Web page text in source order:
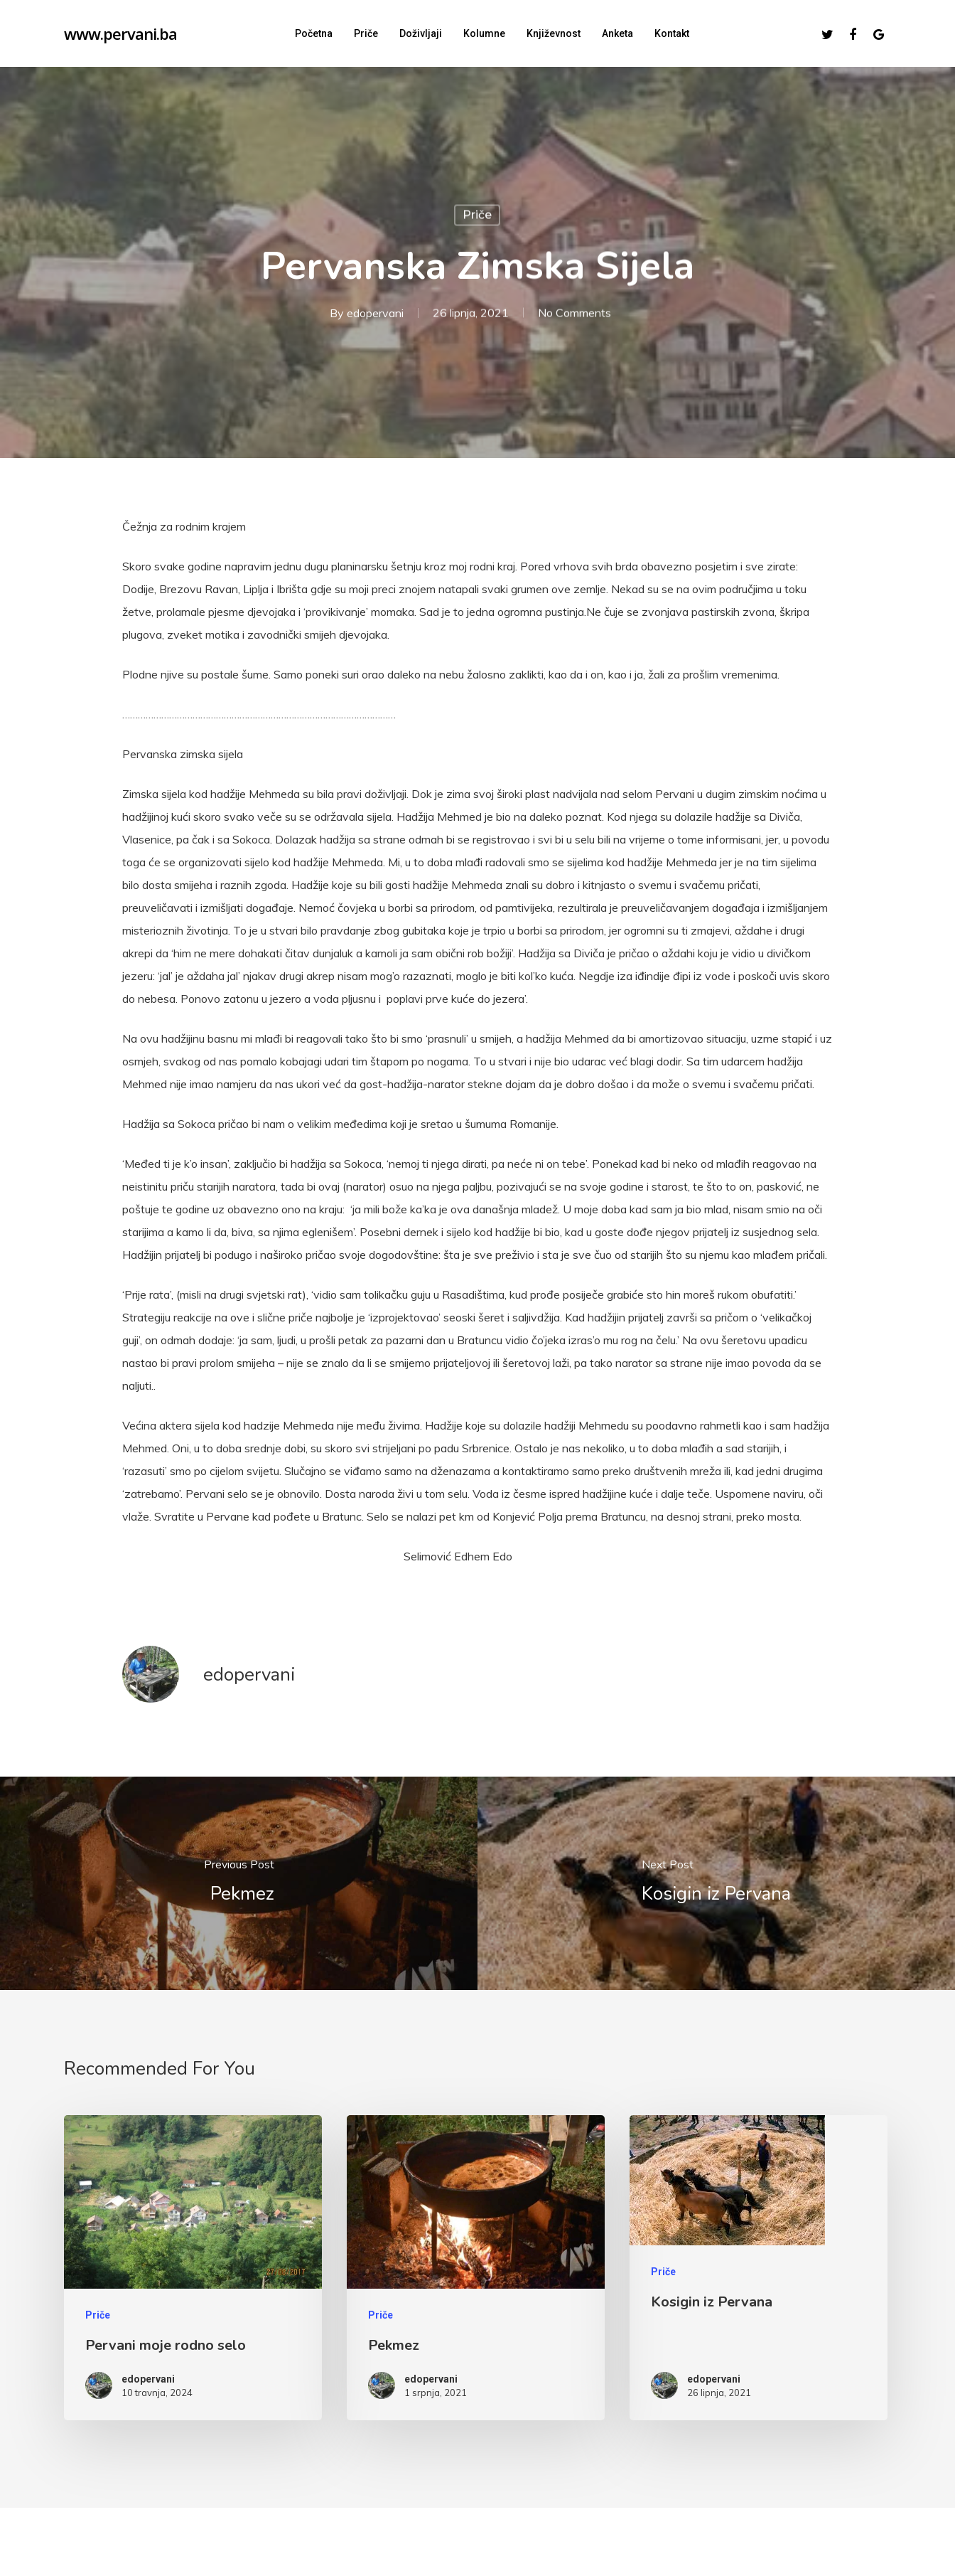
www.pervani.ba Početna Priče Doživljaji Kolumne Književnost Anketa Kontakt Twitter FacebookGoogle-
Priče
Pervanska Zimska Sijela
By edopervani 26 lipnja, 2021 No Comments
Čežnja za rodnim krajem
Skoro svake godine napravim jednu dugu planinarsku šetnju kroz moj rodni kraj. Pored vrhova svih brda obavezno posjetim i sve zirate:
Dodije, Brezovu Ravan, Liplja i Ibrišta gdje su moji preci znojem natapali svaki grumen ove zemlje. Nekad su se na ovim područjima u toku
žetve, prolamale pjesme djevojaka i ‘provikivanje’ momaka. Sad je to jedna ogromna pustinja.Ne čuje se zvonjava pastirskih zvona, škripa
plugova, zveket motika i zavodnički smijeh djevojaka.
Plodne njive su postale šume. Samo poneki suri orao daleko na nebu žalosno zaklikti, kao da i on, kao i ja, žali za prošlim vremenima.
……………………………………………………………………………………………
Pervanska zimska sijela
Zimska sijela kod hadžije Mehmeda su bila pravi doživljaji. Dok je zima svoj široki plast nadvijala nad selom Pervani u dugim zimskim noćima u
hadžijinoj kući skoro svako veče su se održavala sijela. Hadžija Mehmed je bio na daleko poznat. Kod njega su dolazile hadžije sa Diviča,
Vlasenice, pa čak i sa Sokoca. Dolazak hadžija sa strane odmah bi se registrovao i svi bi u selu bili na vrijeme o tome informisani, jer, u povodu
toga će se organizovati sijelo kod hadžije Mehmeda. Mi, u to doba mlađi radovali smo se sijelima kod hadžije Mehmeda jer je na tim sijelima
bilo dosta smijeha i raznih zgoda. Hadžije koje su bili gosti hadžije Mehmeda znali su dobro i kitnjasto o svemu i svačemu pričati,
preuveličavati i izmišljati događaje. Nemoć čovjeka u borbi sa prirodom, od pamtivijeka, rezultirala je preuveličavanjem događaja i izmišljanjem
misterioznih životinja. To je u stvari bilo pravdanje zbog gubitaka koje je trpio u borbi sa prirodom, jer ogromni su ti zmajevi, aždahe i drugi
akrepi da ‘him ne mere dohakati čitav dunjaluk a kamoli ja sam obični rob božiji’. Hadžija sa Diviča je pričao o aždahi koju je vidio u divičkom
jezeru: ‘jal’ je aždaha jal’ njakav drugi akrep nisam mog’o razaznati, moglo je biti kol’ko kuća. Negdje iza iđindije đipi iz vode i poskoči uvis skoro
do nebesa. Ponovo zatonu u jezero a voda pljusnu i poplavi prve kuće do jezera’.
Na ovu hadžijinu basnu mi mlađi bi reagovali tako što bi smo ‘prasnuli’ u smijeh, a hadžija Mehmed da bi amortizovao situaciju, uzme stapić i uz
osmjeh, svakog od nas pomalo kobajagi udari tim štapom po nogama. To u stvari i nije bio udarac već blagi dodir. Sa tim udarcem hadžija
Mehmed nije imao namjeru da nas ukori već da gost-hadžija-narator stekne dojam da je dobro došao i da može o svemu i svačemu pričati.
Hadžija sa Sokoca pričao bi nam o velikim međedima koji je sretao u šumuma Romanije.
‘Međed ti je k’o insan’, zaključio bi hadžija sa Sokoca, ‘nemoj ti njega dirati, pa neće ni on tebe’. Ponekad kad bi neko od mlađih reagovao na
neistinitu priču starijih naratora, tada bi ovaj (narator) osuo na njega paljbu, pozivajući se na svoje godine i starost, te što to on, pasković, ne
poštuje te godine uz obavezno ono na kraju: ‘ja mili bože ka’ka je ova današnja mladež. U moje doba kad sam ja bio mlad, nisam smio na oči
starijima a kamo li da, biva, sa njima eglenišem’. Posebni dernek i sijelo kod hadžije bi bio, kad u goste dođe njegov prijatelj iz susjednog sela.
Hadžijin prijatelj bi podugo i naširoko pričao svoje dogodovštine: šta je sve preživio i sta je sve čuo od starijih što su njemu kao mlađem pričali.
‘Prije rata’, (misli na drugi svjetski rat), ‘vidio sam tolikačku guju u Rasadištima, kud prođe posiječe grabiće sto hin moreš rukom obufatiti.’
Strategiju reakcije na ove i slične priče najbolje je ‘izprojektovao’ seoski šeret i saljivdžija. Kad hadžijin prijatelj završi sa pričom o ‘velikačkoj
guji’, on odmah dodaje: ‘ja sam, ljudi, u prošli petak za pazarni dan u Bratuncu vidio čo’jeka izras’o mu rog na čelu.’ Na ovu šeretovu upadicu
nastao bi pravi prolom smijeha – nije se znalo da li se smijemo prijateljovoj ili šeretovoj laži, pa tako narator sa strane nije imao povoda da se
naljuti..
Većina aktera sijela kod hadzije Mehmeda nije među živima. Hadžije koje su dolazile hadžiji Mehmedu su poodavno rahmetli kao i sam hadžija
Mehmed. Oni, u to doba srednje dobi, su skoro svi strijeljani po padu Srbrenice. Ostalo je nas nekoliko, u to doba mlađih a sad starijih, i
‘razasuti’ smo po cijelom svijetu. Slučajno se viđamo samo na dženazama a kontaktiramo samo preko društvenih mreža ili, kad jedni drugima
‘zatrebamo’. Pervani selo se je obnovilo. Dosta naroda živi u tom selu. Voda iz česme ispred hadžijine kuće i dalje teče. Uspomene naviru, oči
vlaže. Svratite u Pervane kad pođete u Bratunc. Selo se nalazi pet km od Konjević Polja prema Bratuncu, na desnoj strani, preko mosta.
Selimović Edhem Edo
edopervani
Previous Post
Pekmez
Next Post
Kosigin iz Pervana
Recommended For You
Priče
Pervani moje rodno selo
edopervani
10 travnja, 2024
Priče
Pekmez
edopervani
1 srpnja, 2021
Priče
Kosigin iz Pervana
edopervani
26 lipnja, 2021